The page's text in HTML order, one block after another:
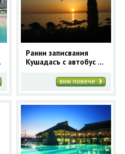
КОНТАКТИ
Запитване
Ранни записвания
Кушадасъ с автобус -
Лято в Турциявиж повече